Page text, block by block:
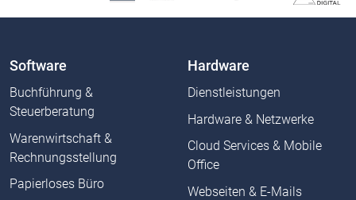
Software
Buchführung &
Steuerberatung
Warenwirtschaft &
Rechnungsstellung
Papierloses Büro
Hardware
Dienstleistungen
Hardware & Netzwerke
Cloud Services & Mobile
Office
Webseiten & E-Mails